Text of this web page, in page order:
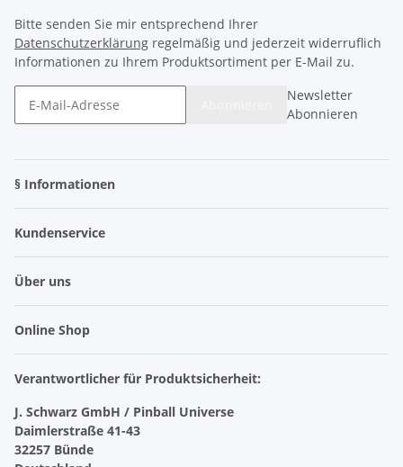
Bitte senden Sie mir entsprechend Ihrer
Datenschutzerklärung regelmäßig und jederzeit widerruflich
Informationen zu Ihrem Produktsortiment per E-Mail zu.
Newsletter
Abonnieren
§ Informationen
Kundenservice
Über uns
Online Shop
Verantwortlicher für Produktsicherheit:
J. Schwarz GmbH / Pinball Universe
Daimlerstraße 41-43
32257 Bünde